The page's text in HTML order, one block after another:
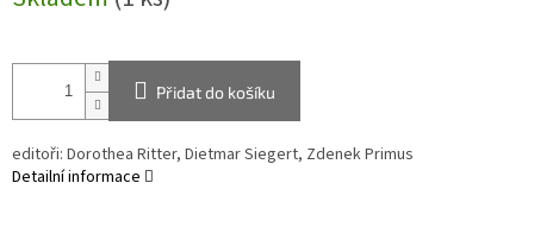
Přidat do košíku
editoři: Dorothea Ritter, Dietmar Siegert, Zdenek Primus
Detailní informace